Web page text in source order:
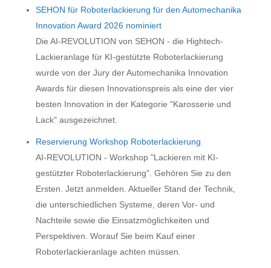
SEHON für Roboterlackierung für den Automechanika
Innovation Award 2026 nominiert
Die AI-REVOLUTION von SEHON - die Hightech-
Lackieranlage für KI-gestützte Roboterlackierung
wurde von der Jury der Automechanika Innovation
Awards für diesen Innovationspreis als eine der vier
besten Innovation in der Kategorie "Karosserie und
Lack" ausgezeichnet.
Reservierung Workshop Roboterlackierung
AI-REVOLUTION - Workshop "Lackieren mit KI-
gestützter Roboterlackierung". Gehören Sie zu den
Ersten. Jetzt anmelden. Aktueller Stand der Technik,
die unterschiedlichen Systeme, deren Vor- und
Nachteile sowie die Einsatzmöglichkeiten und
Perspektiven. Worauf Sie beim Kauf einer
Roboterlackieranlage achten müssen.